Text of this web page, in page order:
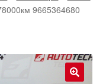
9665364680